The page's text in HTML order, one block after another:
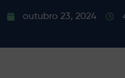
outubro 23, 2024